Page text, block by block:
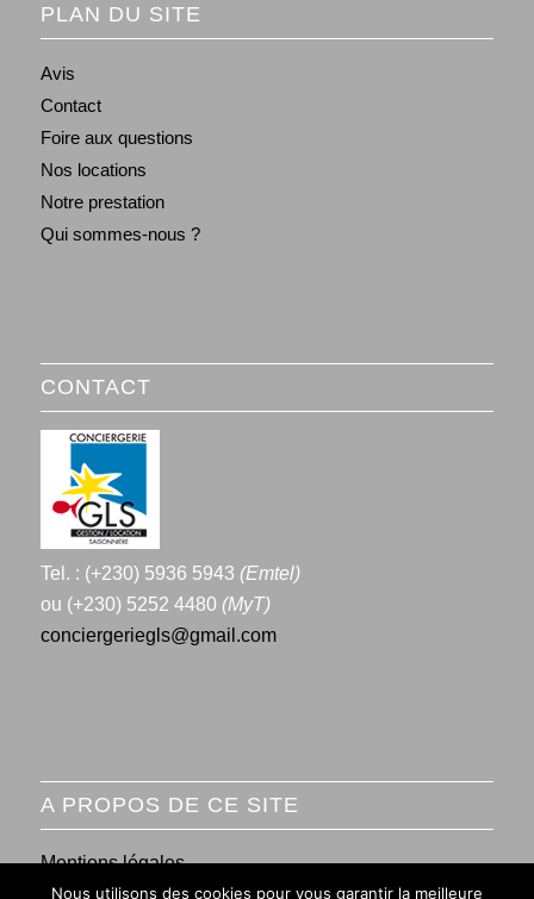
PLAN DU SITE
Avis
Contact
Foire aux questions
Nos locations
Notre prestation
Qui sommes-nous ?
CONTACT
Tel. : (+230) 5936 5943 (Emtel)
ou (+230) 5252 4480 (MyT)
conciergeriegls@gmail.com
A PROPOS DE CE SITE
Mentions légales
Nous utilisons des cookies pour vous garantir la meilleure